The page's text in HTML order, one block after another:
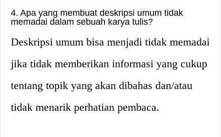
4. Apa yang membuat deskripsi umum tidak
memadai dalam sebuah karya tulis?
Deskripsi umum bisa menjadi tidak memadai
jika tidak memberikan informasi yang cukup
tentang topik yang akan dibahas dan/atau
tidak menarik perhatian pembaca.